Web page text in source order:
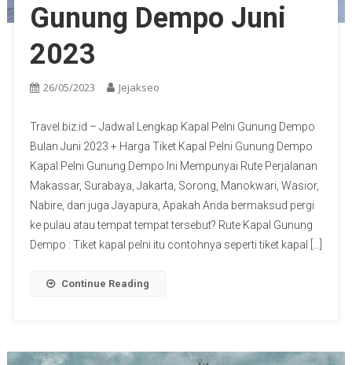
Gunung Dempo Juni
2023
26/05/2023 Jejakseo
Travel.biz.id – Jadwal Lengkap Kapal Pelni Gunung Dempo
Bulan Juni 2023 + Harga Tiket Kapal Pelni Gunung Dempo
Kapal Pelni Gunung Dempo Ini Mempunyai Rute Perjalanan
Makassar, Surabaya, Jakarta, Sorong, Manokwari, Wasior,
Nabire, dan juga Jayapura, Apakah Anda bermaksud pergi
ke pulau atau tempat tempat tersebut? Rute Kapal Gunung
Dempo : Tiket kapal pelni itu contohnya seperti tiket kapal […]
Continue Reading